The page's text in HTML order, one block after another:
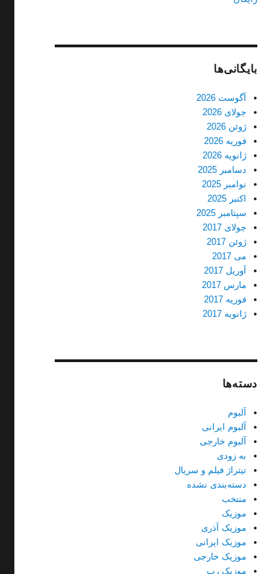
بایگانی‌ها
آگوست 2026
جولای 2026
ژوئن 2026
فوریه 2026
ژانویه 2026
دسامبر 2025
نوامبر 2025
اکتبر 2025
سپتامبر 2025
جولای 2017
ژوئن 2017
می 2017
آوریل 2017
مارس 2017
فوریه 2017
ژانویه 2017
دسته‌ها
آلبوم
آلبوم ایرانی
آلبوم خارجی
به زودی
تیتراژ فیلم و سریال
دسته‌بندی نشده
منتخب
موزیک
موزیک آذری
موزیک ایرانی
موزیک خارجی
موزیک رپ